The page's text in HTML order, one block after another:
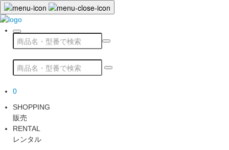
0
SHOPPING
販売
RENTAL
レンタル